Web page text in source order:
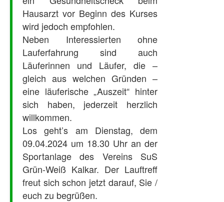
Hausarzt vor Beginn des Kurses
wird jedoch empfohlen.
Neben Interessierten ohne
Lauferfahrung sind auch
Läuferinnen und Läufer, die –
gleich aus welchen Gründen –
eine läuferische „Auszeit“ hinter
sich haben, jederzeit herzlich
willkommen.
Los geht’s am Dienstag, dem
09.04.2024 um 18.30 Uhr an der
Sportanlage des Vereins SuS
Grün-Weiß Kalkar. Der Lauftreff
freut sich schon jetzt darauf, Sie /
euch zu begrüßen.